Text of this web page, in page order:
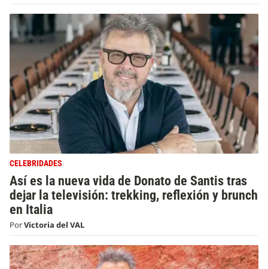
CELEBRIDADES
Así es la nueva vida de Donato de Santis tras
dejar la televisión: trekking, reflexión y brunch
en Italia
PorVictoria del VAL